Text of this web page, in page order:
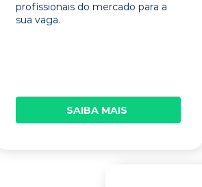
profissionais do mercado para a
sua vaga.
SAIBA MAIS